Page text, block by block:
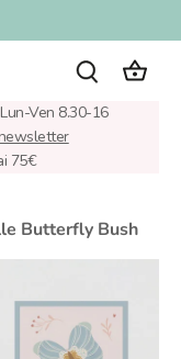
Lun-Ven 8.30-16
75€
Butterfly Bush